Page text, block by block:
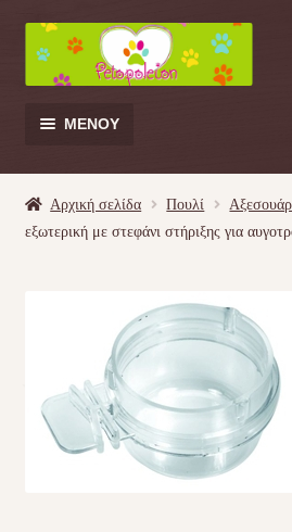
Απευθείας
μετάβαση
στην
πλοήγηση
Μετάβαση
σε
περιεχόμενο
ΜΕΝΟΎ
Κουνέλι
Πουλί
Αρχική σελίδα Πουλί Αξεσουάρ
εξωτερική με στεφάνι στήριξης για